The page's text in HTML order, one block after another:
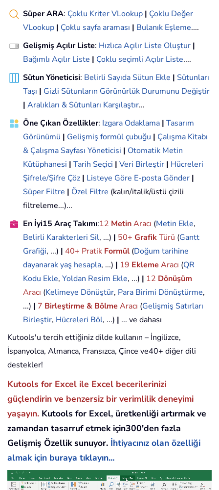
Süper ARA: Çoklu Kriter VLookup | Çoklu Değer
VLookup | Çoklu sayfa araması | Bulanık Eşleme....
Gelişmiş Açılır Liste: Hızlıca Açılır Liste Oluştur |
Bağımlı Açılır Liste | Çoklu seçimli Açılır Liste....
Sütun Yöneticisi: Belirli Sayıda Sütun Ekle | Sütunları
Taşı | Gizli Sütunların Görünürlük Durumunu Değiştir
| Aralıkları & Sütunları Karşılaştır...
Öne Çıkan Özellikler: Izgara Odaklama | Tasarım
Görünümü | Gelişmiş formül çubuğu | Çalışma Kitabı
& Çalışma Sayfası Yöneticisi | Otomatik Metin
Kütüphanesi | Tarih Seçici | Veri Birleştir | Hücreleri
Şifrele/Şifre Çöz | Listeye Göre E-posta Gönder |
Süper Filtre | Özel Filtre (kalın/italik/üstü çizili
filtreleme...)...
En İyi15 Araç Takımı:12 MetinAracı (Metin Ekle,
Belirli Karakterleri Sil, ...) | 50+ GrafikTürü (Gantt
Grafiği, ...) | 40+ Pratik Formül (Doğum tarihine
dayanarak yaş hesapla, ...) | 19 Ekleme Aracı (QR
Kodu Ekle, Yoldan Resim Ekle, ...) | 12 Dönüşüm
Aracı (Kelimeye Dönüştür, Para Birimi Dönüştürme,
...) | 7 Birleştirme & Bölme Aracı (Gelişmiş Satırları
Birleştir, Hücreleri Böl, ...) | ... ve dahası
Kutools'u tercih ettiğiniz dilde kullanın – İngilizce,
İspanyolca, Almanca, Fransızca, Çince ve40+ diğer dili
destekler!
Kutools for Excel ile Excel becerilerinizi
güçlendirin ve benzersiz bir verimlilik deneyimi
yaşayın. Kutools for Excel, üretkenliği artırmak ve
zamandan tasarruf etmek için300'den fazla
Gelişmiş Özellik sunuyor. İhtiyacınız olan özelliği
almak için buraya tıklayın...